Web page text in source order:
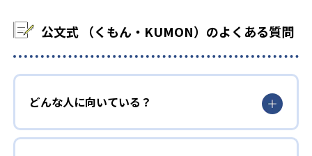
公文式 （くもん・KUMON）のよくある質問
どんな人に向いている？